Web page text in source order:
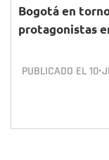
Bogotá en
protagonistas
PUBLICADO EL